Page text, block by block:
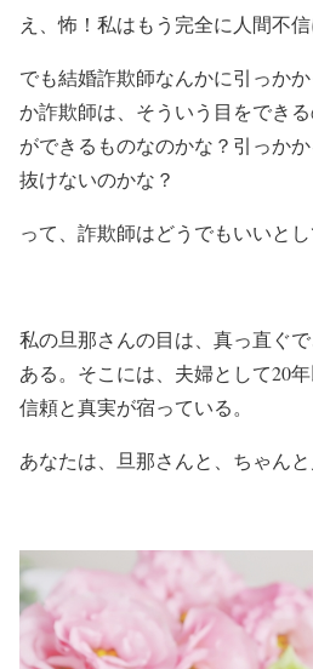
え、怖！私はもう完全に人間不
でも結婚詐欺師なんかに引っか
か詐欺師は、そういう目をでき
ができるものなのかな？引っか
抜けないのかな？
って、詐欺師はどうでもいいと
私の旦那さんの目は、真っ直ぐ
ある。そこには、夫婦として20
信頼と真実が宿っている。
あなたは、旦那さんと、ちゃん